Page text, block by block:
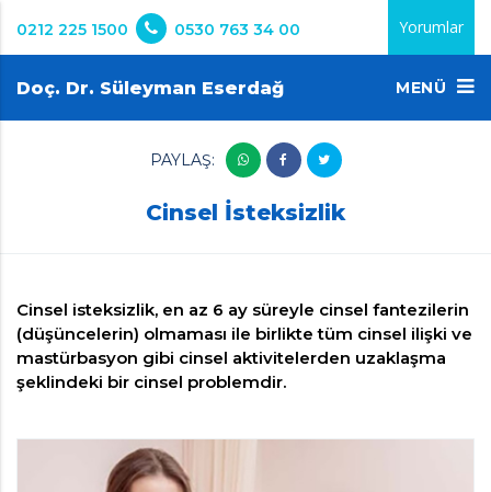
0212 225 1500 0530 763 34 00 Yorumlar
Doç. Dr. Süleyman Eserdağ MENÜ
PAYLAŞ:
Cinsel İsteksizlik
Cinsel isteksizlik, en az 6 ay süreyle cinsel fantezilerin
(düşüncelerin) olmaması ile birlikte tüm cinsel ilişki ve
mastürbasyon gibi cinsel aktivitelerden uzaklaşma
şeklindeki bir cinsel problemdir.